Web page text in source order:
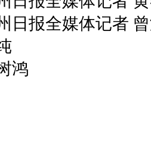
日报全媒体记者
鸿